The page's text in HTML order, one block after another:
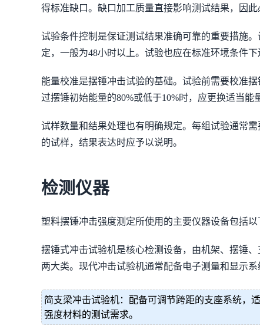
得标准缺口。缺口加工质量直接影响测试结果，因
试验条件控制是保证测试结果准确可靠的重要措施
定，一般为48小时以上。试验也应在标准环境条件
能量校准是摆锤冲击试验的基础。试验前需要校准
过摆锤初始能量的80%或低于10%时，应更换适当能
试样数量和结果处理也有明确规定。每组试验通常
的试样，结果表达时应予以说明。
检测仪器
塑料摆锤冲击强度测定所使用的主要仪器设备包括以
摆锤式冲击试验机是核心检测设备，由机架、摆锤
两大类。现代冲击试验机通常配备电子测量和显示
简支梁冲击试验机：配备可调节跨距的支座系统，
强度材料的测试需求。